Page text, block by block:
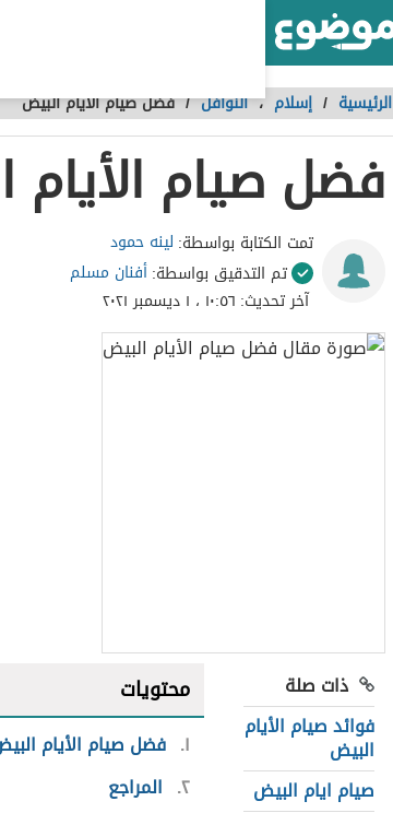
الرئيسية / إسلام ،النوافل /فضل صيام الأيام البيض
فضل صيام الأيام
تمت الكتابة بواسطة: لينه حمود
تم التدقيق بواسطة:أفنان مسلم
آخر تحديث: ١٠:٥٦ ، ١ ديسمبر ٢٠٢١
ذات صلة
فوائد صيام الأيام
البيض
صيام ايام البيض
محتويات
١ فضل صيام الأيام
٢ المراجع